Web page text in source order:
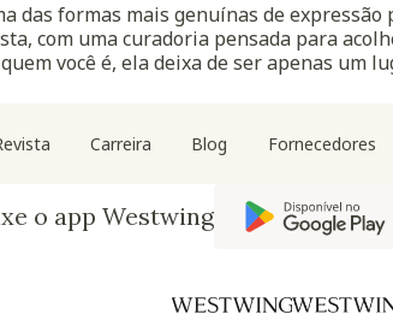
das formas mais genuínas de
com uma curadoria pensada para
você é, ela deixa de ser apenas um
Carreira Blog Fornecedores
o app Westwing